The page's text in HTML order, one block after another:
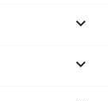

